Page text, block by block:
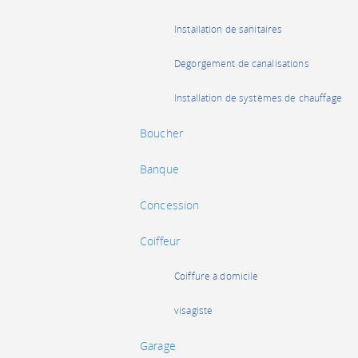
Installation de sanitaires
Dégorgement de canalisations
Installation de systèmes de chauffage
Boucher
Banque
Concession
Coiffeur
Coiffure à domicile
visagiste
Garage